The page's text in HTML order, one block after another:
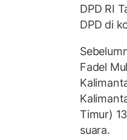
DPD RI
DPD di
Fadel
Timur)
suara.